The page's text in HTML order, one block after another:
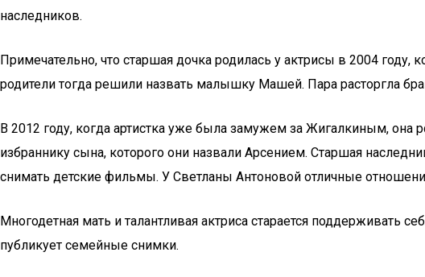
наследников.
Примечательно, что старшая дочка родилась у актрисы в 2004
родители тогда решили назвать малышку Машей. Пара расторгла
В 2012 году, когда артистка уже была замужем за Жигалкиным,
избраннику сына, которого они назвали Арсением. Старшая
снимать детские фильмы. У Светланы Антоновой отличные
Многодетная мать и талантливая актриса старается поддерживать
публикует семейные снимки.